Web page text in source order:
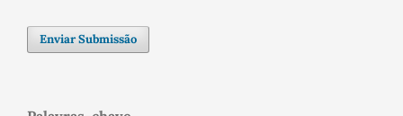
Enviar Submissão